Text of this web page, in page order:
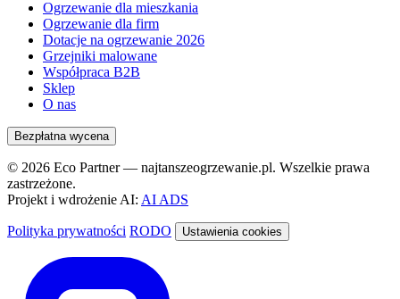
Ogrzewanie dla mieszkania
Ogrzewanie dla firm
Dotacje na ogrzewanie 2026
Grzejniki malowane
Współpraca B2B
Sklep
O nas
Bezpłatna wycena
© 2026 Eco Partner — najtanszeogrzewanie.pl. Wszelkie prawa
zastrzeżone.
Projekt i wdrożenie AI: AI ADS
Polityka prywatności RODO Ustawienia cookies